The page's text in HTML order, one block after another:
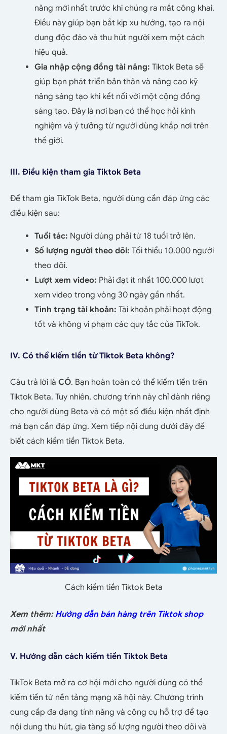
năng mới nhất trước khi chúng ra mắt công khai.
Điều này giúp bạn bắt kịp xu hướng, tạo ra nội
dung độc đáo và thu hút người xem một cách
hiệu quả.
Gia nhập cộng đồng tài năng: Tiktok Beta sẽ
giúp bạn phát triển bản thân và nâng cao kỹ
năng sáng tạo khi kết nối với một cộng đồng
sáng tạo. Đây là nơi bạn có thể học hỏi kinh
nghiệm và ý tưởng từ người dùng khắp nơi trên
thế giới.
III. Điều kiện tham gia Tiktok Beta
Để tham gia TikTok Beta, người dùng cần đáp ứng các
điều kiện sau:
Tuổi tác: Người dùng phải từ 18 tuổi trở lên.
Số lượng người theo dõi: Tối thiểu 10.000 người
theo dõi.
Lượt xem video: Phải đạt ít nhất 100.000 lượt
xem video trong vòng 30 ngày gần nhất.
Tình trạng tài khoản: Tài khoản phải hoạt động
tốt và không vi phạm các quy tắc của TikTok.
IV. Có thể kiếm tiền từ Tiktok Beta không?
Câu trả lời là CÓ. Bạn hoàn toàn có thể kiếm tiền trên
Tiktok Beta. Tuy nhiên, chương trình này chỉ dành riêng
cho người dùng Beta và có một số điều kiện nhất định
mà bạn cần đáp ứng. Xem tiếp nội dung dưới đây để
biết cách kiếm tiền Tiktok Beta.
Cách kiếm tiền Tiktok Beta
Xem thêm: Hướng dẫn bán hàng trên Tiktok shop
mới nhất
V. Hướng dẫn cách kiếm tiền Tiktok Beta
TikTok Beta mở ra cơ hội mới cho người dùng có thể
kiếm tiền từ nền tảng mạng xã hội này. Chương trình
cung cấp đa dạng tính năng và công cụ hỗ trợ để tạo
nội dung thu hút, gia tăng số lượng người theo dõi và